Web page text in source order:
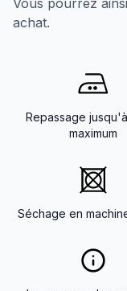
Vous pourrez
achat.
Repassage jusqu'à
maximum
Séchage en